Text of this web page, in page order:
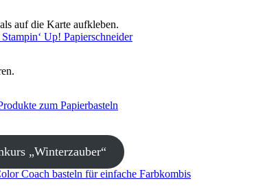
Up! Papierschneider
zum Papierbasteln
Coach basteln für einfache Farbkombis
auf die Karte aufkleben.
„Winterzauber“